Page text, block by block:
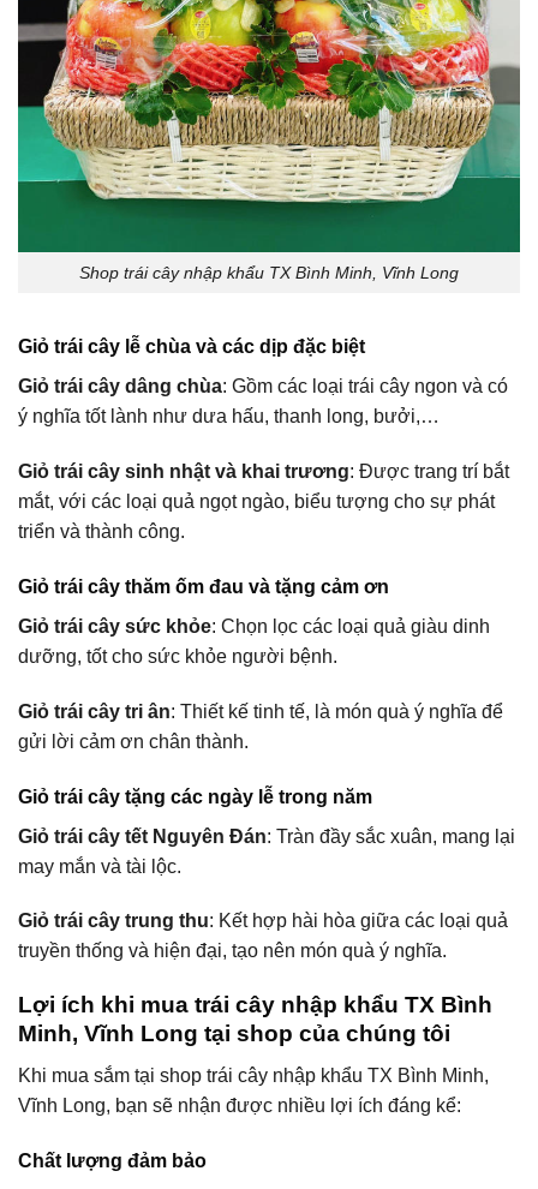
Shop trái cây nhập khẩu TX Bình Minh, Vĩnh Long
Giỏ trái cây lễ chùa và các dịp đặc biệt
Giỏ trái cây dâng chùa: Gồm các loại trái cây ngon và có
ý nghĩa tốt lành như dưa hấu, thanh long, bưởi,…
Giỏ trái cây sinh nhật và khai trương: Được trang trí bắt
mắt, với các loại quả ngọt ngào, biểu tượng cho sự phát
triển và thành công.
Giỏ trái cây thăm ốm đau và tặng cảm ơn
Giỏ trái cây sức khỏe: Chọn lọc các loại quả giàu dinh
dưỡng, tốt cho sức khỏe người bệnh.
Giỏ trái cây tri ân: Thiết kế tinh tế, là món quà ý nghĩa để
gửi lời cảm ơn chân thành.
Giỏ trái cây tặng các ngày lễ trong năm
Giỏ trái cây tết Nguyên Đán: Tràn đầy sắc xuân, mang lại
may mắn và tài lộc.
Giỏ trái cây trung thu: Kết hợp hài hòa giữa các loại quả
truyền thống và hiện đại, tạo nên món quà ý nghĩa.
Lợi ích khi mua trái cây nhập khẩu TX Bình
Minh, Vĩnh Long tại shop của chúng tôi
Khi mua sắm tại shop trái cây nhập khẩu TX Bình Minh,
Vĩnh Long, bạn sẽ nhận được nhiều lợi ích đáng kể:
Chất lượng đảm bảo